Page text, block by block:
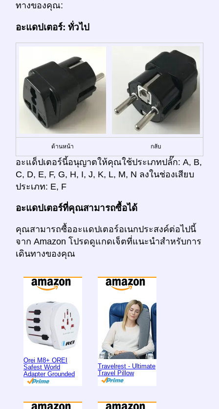
ทางของคุณ:
อะแดปเตอร์: ทั่วไป
ด้านหน้า กลับ
อะแด็ปเตอร์นี้อนุญาตให้คุณใช้ประเภทปลั๊ก: A, B,
C, D, E, F, G, H, I, J, K, L, M, N ลงในช่องเสียบ
ประเภท: E, F
อะแดปเตอร์ที่คุณสามารถซื้อได้
คุณสามารถซื้ออะแดปเตอร์อเนกประสงค์ต่อไปนี้
จาก Amazon โปรดดูแกดเจ็ตที่แนะนำสำหรับการ
เดินทางของคุณ
Orei M8+ OREI
Safest World
Adapter Grounded
Travelrest - Ultimate
Travel Pillow